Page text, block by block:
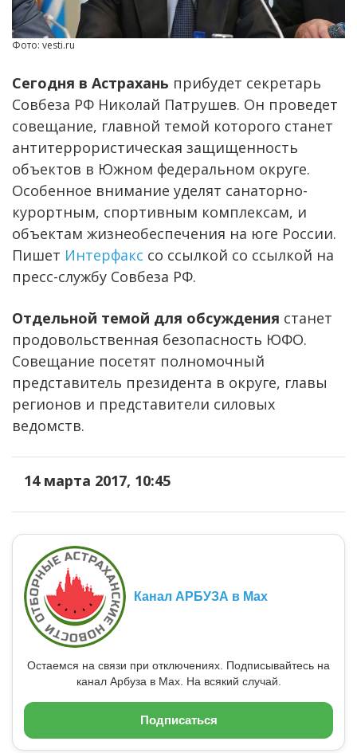
Фото: vesti.ru
Сегодня в Астрахань прибудет секретарь
Совбеза РФ Николай Патрушев. Он проведет
совещание, главной темой которого станет
антитеррористическая защищенность
объектов в Южном федеральном округе.
Особенное внимание уделят санаторно-
курортным, спортивным комплексам, и
объектам жизнеобеспечения на юге России.
Пишет Интерфакс со ссылкой со ссылкой на
пресс-службу Совбеза РФ.
Отдельной темой для обсуждения станет
продовольственная безопасность ЮФО.
Совещание посетят полномочный
представитель президента в округе, главы
регионов и представители силовых
ведомств.
14 марта 2017, 10:45
Канал АРБУЗА в Max
Остаемся на связи при отключениях. Подписывайтесь на
канал Арбуза в Max. На всякий случай.
Подписаться